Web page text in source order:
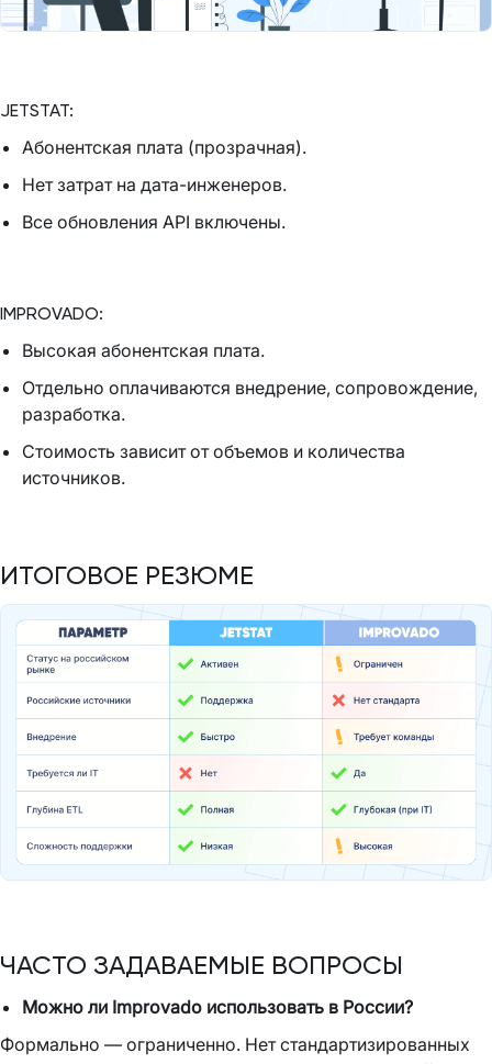
JETSTAT:
Абонентская плата (прозрачная).
Нет затрат на дата-инженеров.
Все обновления API включены.
IMPROVADO:
Высокая абонентская плата.
Отдельно оплачиваются внедрение, сопровождение,
разработка.
Стоимость зависит от объемов и количества
источников.
ИТОГОВОЕ РЕЗЮМЕ
ЧАСТО ЗАДАВАЕМЫЕ ВОПРОСЫ
Можно ли Improvado использовать в России?
Формально — ограниченно. Нет стандартизированных